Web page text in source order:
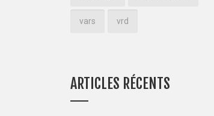
vars vrd
ARTICLES RÉCENTS